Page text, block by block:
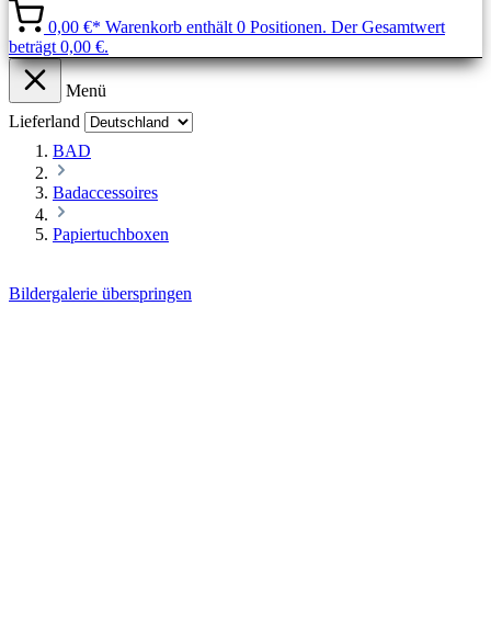
0,00 €* Warenkorb enthält 0 Positionen. Der Gesamtwert
beträgt 0,00 €.
Menü
Lieferland
BAD
Badaccessoires
Papiertuchboxen
Bildergalerie überspringen